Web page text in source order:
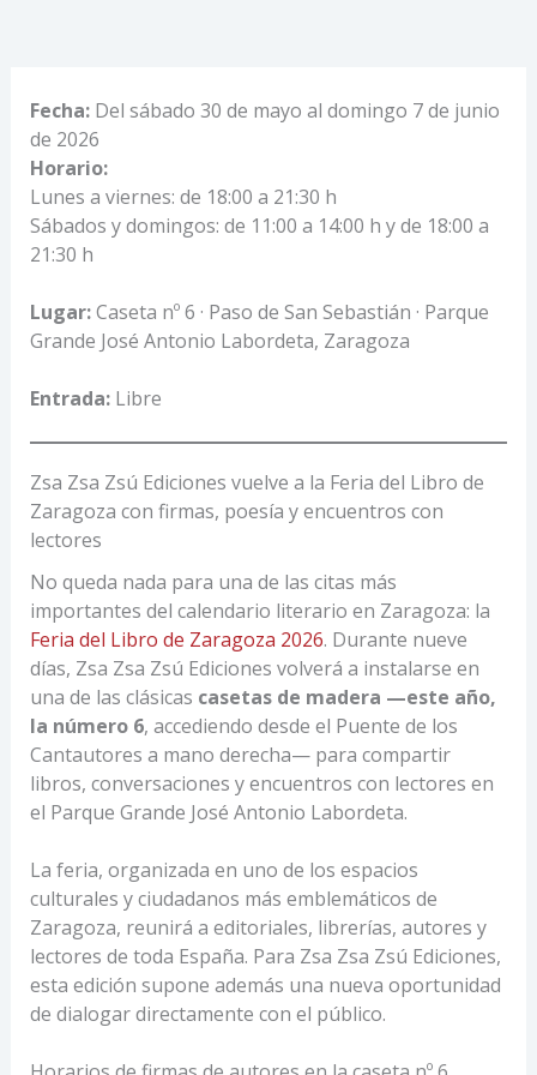
Fecha:Del sábado 30 de mayo al domingo 7 de junio
de 2026
Horario:
Lunes a viernes: de 18:00 a 21:30 h
Sábados y domingos: de 11:00 a 14:00 h y de 18:00 a
21:30 h
Lugar:Caseta nº 6 · Paso de San Sebastián · Parque
Grande José Antonio Labordeta, Zaragoza
Entrada:Libre
Zsa Zsa Zsú Ediciones vuelve a la Feria del Libro de
Zaragoza con firmas, poesía y encuentros con
lectores
No queda nada para una de las citas más
importantes del calendario literario en Zaragoza: la
Feria del Libro de Zaragoza 2026. Durante nueve
días, Zsa Zsa Zsú Ediciones volverá a instalarse en
una de las clásicas casetas de madera —este año,
la número 6, accediendo desde el Puente de los
Cantautores a mano derecha— para compartir
libros, conversaciones y encuentros con lectores en
el Parque Grande José Antonio Labordeta.
La feria, organizada en uno de los espacios
culturales y ciudadanos más emblemáticos de
Zaragoza, reunirá a editoriales, librerías, autores y
lectores de toda España. Para Zsa Zsa Zsú Ediciones,
esta edición supone además una nueva oportunidad
de dialogar directamente con el público.